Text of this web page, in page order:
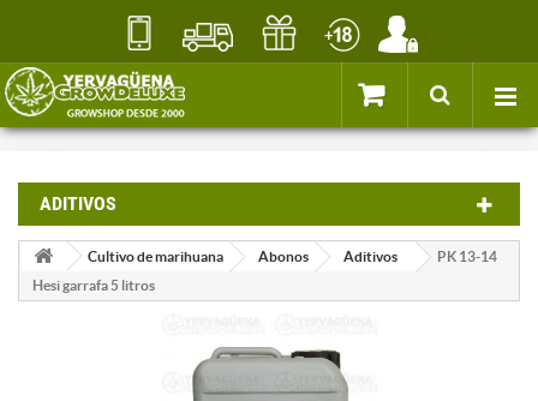
ADITIVOS
Cultivo de marihuana Abonos Aditivos
PK 13-14
Hesi garrafa 5 litros